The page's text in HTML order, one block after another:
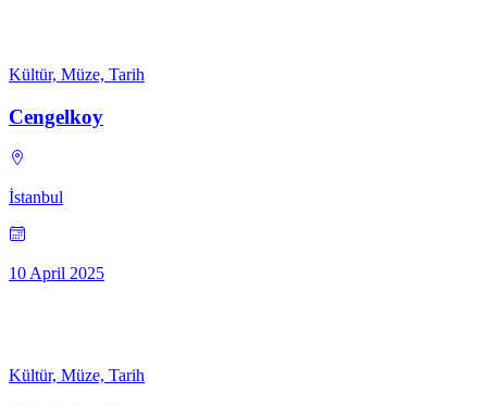
Kültür, Müze, Tarih
Cengelkoy
İstanbul
10 April 2025
Kültür, Müze, Tarih